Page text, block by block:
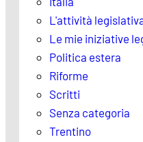
L'attività
Le mie iniziative
Politica estera
Riforme
Scritti
Senza categoria
Trentino